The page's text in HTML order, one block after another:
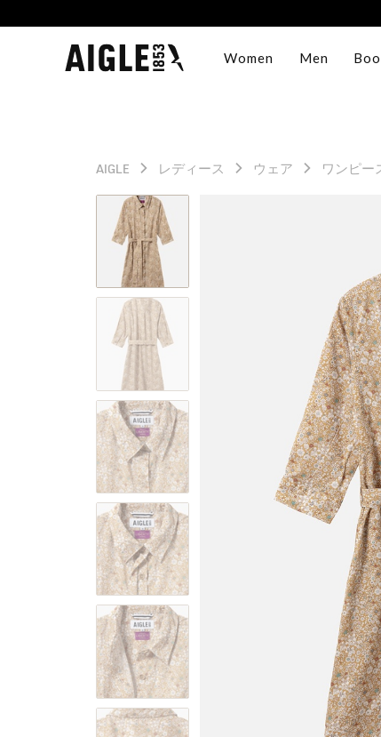
Women Men
AIGLE レディース ウェア ワンピー